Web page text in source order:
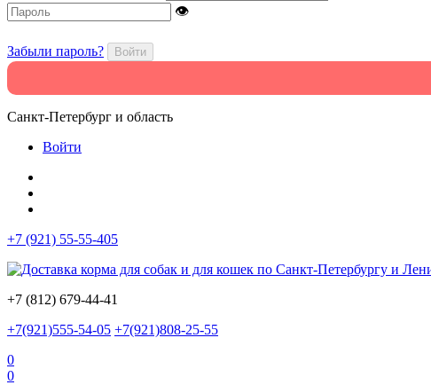
👁
Забыли пароль? Войти
Санкт-Петербург и область
Войти
+7 (921) 55-55-405
+7 (812) 679-44-41
+7(921)555-54-05 +7(921)808-25-55
0
0